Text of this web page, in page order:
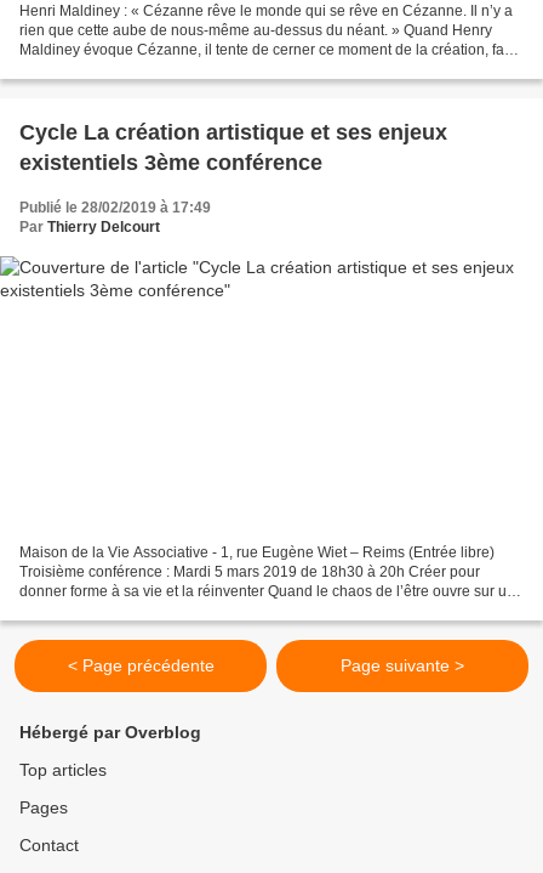
Henri Maldiney : « Cézanne rêve le monde qui se rêve en Cézanne. Il n’y a
rien que cette aube de nous-même au-dessus du néant. » Quand Henry
Maldiney évoque Cézanne, il tente de cerner ce moment de la création, face
Cycle La création artistique et ses enjeux
existentiels 3ème conférence
Publié le 28/02/2019 à 17:49
Par Thierry Delcourt
Maison de la Vie Associative - 1, rue Eugène Wiet – Reims (Entrée libre)
Troisième conférence : Mardi 5 mars 2019 de 18h30 à 20h Créer pour
donner forme à sa vie et la réinventer Quand le chaos de l’être ouvre sur une
< Page précédente Page suivante >
Hébergé par Overblog
Top articles
Pages
Contact